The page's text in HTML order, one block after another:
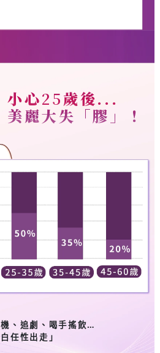
小心25歲後...
美麗大失「膠」！
、追劇、喝手搖飲…
任性出走」